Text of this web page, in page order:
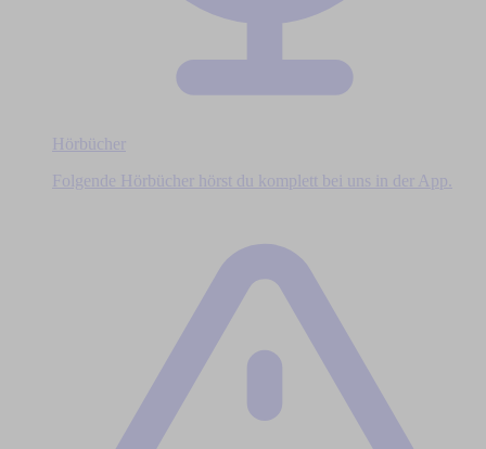
Hörbücher
Folgende Hörbücher hörst du komplett bei uns in der App.